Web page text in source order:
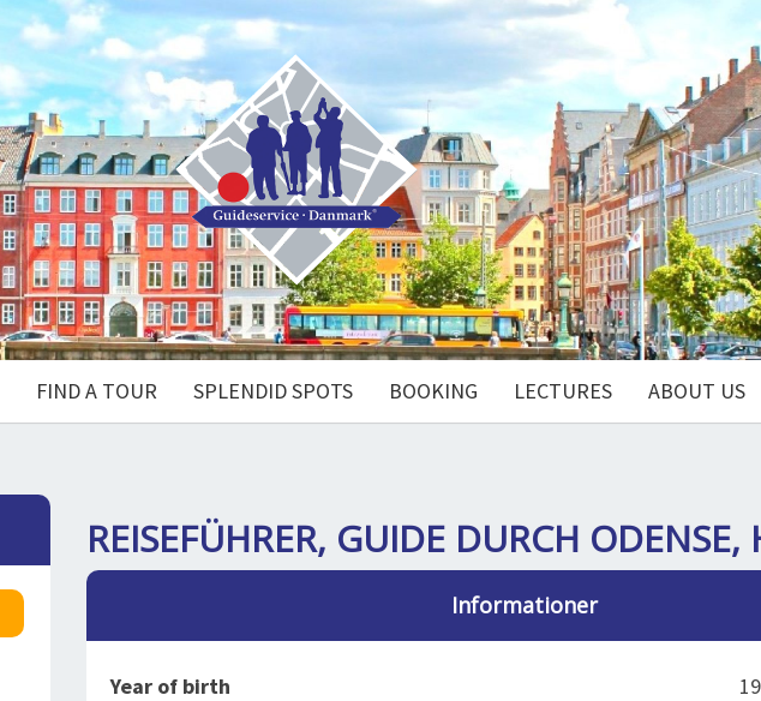
FIND A TOUR SPLENDID SPOTS BOOKING LECTURES ABOUT US
REISEFÜHRER, GUIDE DURCH ODENSE,
Informationer
Year of birth